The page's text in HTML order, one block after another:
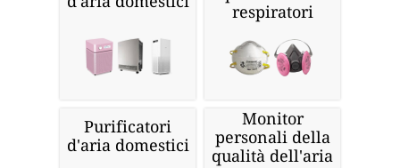
respiratori
Purificatori
d'aria domestici
Monitor
personali della
qualità dell'aria